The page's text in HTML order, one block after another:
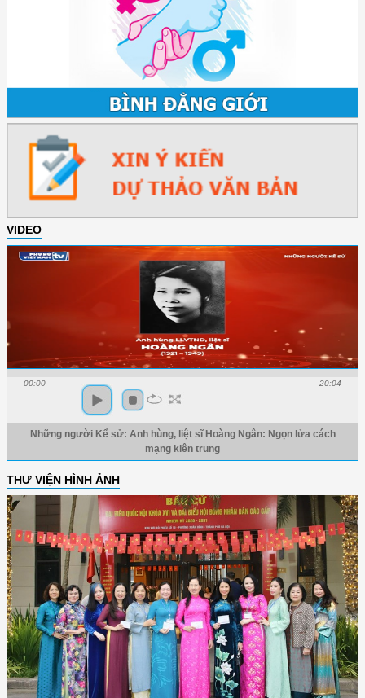
VIDEO
00:00 -20:04
Những người Kể sử: Anh hùng, liệt sĩ Hoàng Ngân: Ngọn lửa cách
mạng kiên trung
THƯ VIỆN HÌNH ẢNH